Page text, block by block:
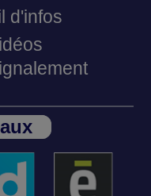
d'infos